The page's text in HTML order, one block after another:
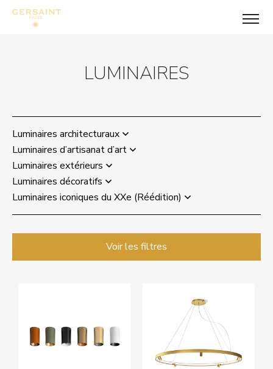
LUMINAIRES
Luminaires architecturaux
Luminaires d’artisanat d’art
Luminaires extérieurs
Luminaires décoratifs
Luminaires iconiques du XXe (Réédition)
Voir les filtres